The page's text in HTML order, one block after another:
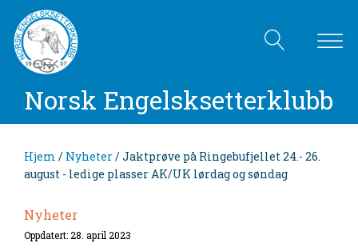
Norsk Engelsksetterklubb
Hjem / Nyheter/ Jaktprøve på Ringebufjellet 24.- 26.
august - ledige plasser AK/UK lørdag og søndag
Nyheter
Oppdatert: 28. april 2023